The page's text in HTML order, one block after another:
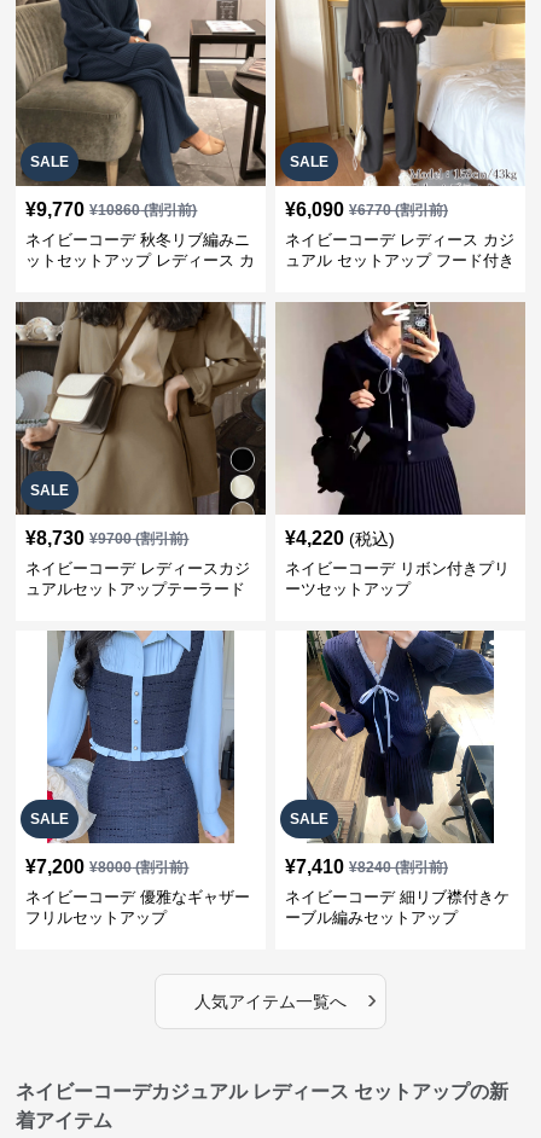
SALE
¥9,770 ¥10860(割引前)
ネイビーコーデ 秋冬リブ編みニ
ットセットアップ レディース カ
SALE
¥6,090 ¥6770(割引前)
ネイビーコーデ レディース カジ
ュアル セットアップ フード付き
SALE
¥8,730 ¥9700(割引前)
ネイビーコーデ レディースカジ
ュアルセットアップテーラード
¥4,220 (税込)
ネイビーコーデ リボン付きプリ
ーツセットアップ
SALE
¥7,200 ¥8000(割引前)
ネイビーコーデ 優雅なギャザー
フリルセットアップ
SALE
¥7,410 ¥8240(割引前)
ネイビーコーデ 細リブ襟付きケ
ーブル編みセットアップ
人気アイテム一覧へ ›
ネイビーコーデカジュアル レディース セットアップの新
着アイテム